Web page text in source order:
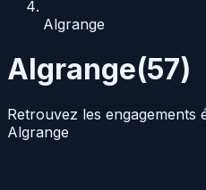
Algrange
Algrange(57)
Retrouvez les engagements
Algrange